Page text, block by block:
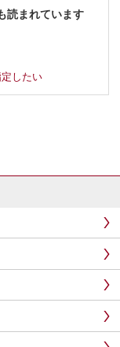
読まれています
したい